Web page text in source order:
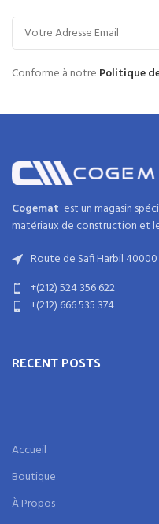
Conforme à notre Politique
Cogemat est un magasin
matériaux de construction et
Route de Safi Harbil
+(212) 524 356 622
+(212) 666 535 374
RECENT POSTS
Accueil
Boutique
À Propos